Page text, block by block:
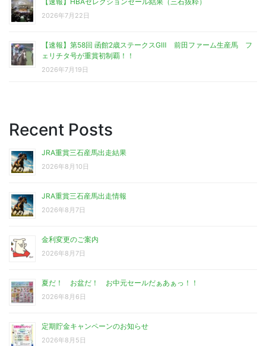
2026年7月22日
【速報】第58回 函館2歳ステークスGⅢ 前田ファーム生産馬 フ
ェリチタ号が重賞初制覇！！
2026年7月19日
Recent Posts
JRA重賞三石産馬出走結果
2026年8月10日
JRA重賞三石産馬出走情報
2026年8月7日
金利変更のご案内
2026年8月7日
夏だ！ お盆だ！ お中元セールだぁあぁっ！！
2026年8月6日
定期貯金キャンペーンのお知らせ
2026年8月5日